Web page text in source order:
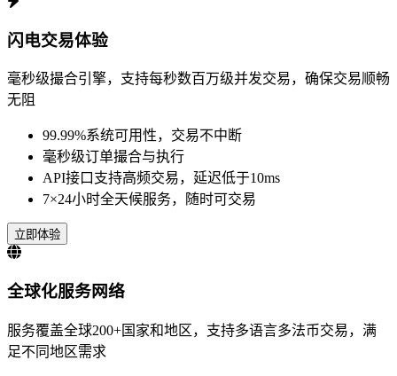
闪电交易体验
毫秒级撮合引擎，支持每秒数百万级并发交易，确保交易顺畅
无阻
99.99%系统可用性，交易不中断
毫秒级订单撮合与执行
API接口支持高频交易，延迟低于10ms
7×24小时全天候服务，随时可交易
立即体验
全球化服务网络
服务覆盖全球200+国家和地区，支持多语言多法币交易，满
足不同地区需求